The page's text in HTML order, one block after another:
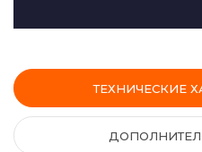
ТЕХНИЧЕСКИЕ